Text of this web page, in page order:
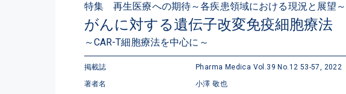
特集 再生医療への期待～各疾患領域における現況と展望～
がんに対する遺伝子改変免疫細胞療法
～CAR-T細胞療法を中心に～
掲載誌
Pharma Medica Vol.39 No.12 53-57, 2022
著者名
小澤 敬也